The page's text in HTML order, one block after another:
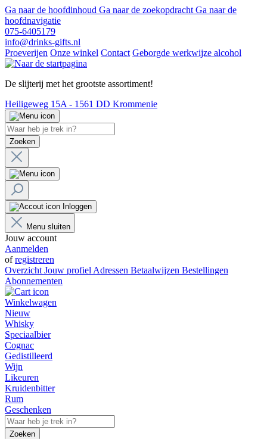
Ga naar de hoofdinhoud Ga naar de zoekopdracht Ga naar de
hoofdnavigatie
075-6405179
info@drinks-gifts.nl
Proeverijen Onze winkel Contact Geborgde werkwijze alcohol
De slijterij met het grootste assortiment!
Heiligeweg 15A - 1561 DD Krommenie
Zoeken
Inloggen
Menu sluiten
Jouw account
Aanmelden
ofregistreren
Overzicht Jouw profiel Adressen Betaalwijzen Bestellingen
Abonnementen
Winkelwagen
Nieuw
Whisky
Speciaalbier
Cognac
Gedistilleerd
Wijn
Likeuren
Kruidenbitter
Rum
Geschenken
Zoeken